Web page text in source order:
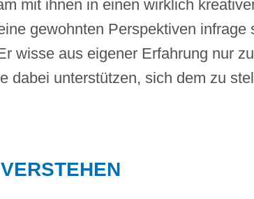
mit ihnen in einen wirklich
gewohnten Perspektiven infrage
wisse aus eigener Erfahrung nur
dabei unterstützen, sich dem zu